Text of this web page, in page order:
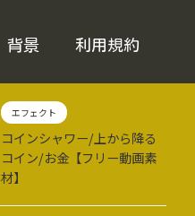
背景 利用規約
エフェクト
コインシャワー/上から降る
コイン/お金【フリー動画素
材】